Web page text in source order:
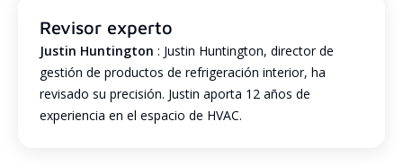
Revisor experto
Justin Huntington : Justin Huntington, director de
gestión de productos de refrigeración interior, ha
revisado su precisión. Justin aporta 12 años de
experiencia en el espacio de HVAC.